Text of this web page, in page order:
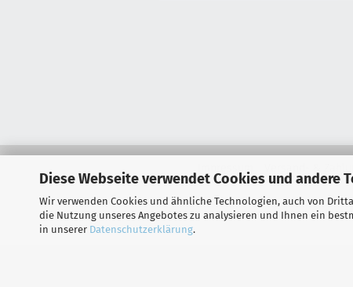
Diese Webseite verwendet Cookies und andere
Wir verwenden Cookies und ähnliche Technologien, auch von
die Nutzung unseres Angebotes zu analysieren und Ihnen ein
in unserer Datenschutzerklärung.